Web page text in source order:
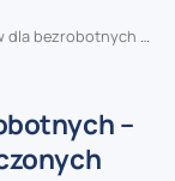
trzecia wykluczonych zgłasza się do CPAS/OCMW
–